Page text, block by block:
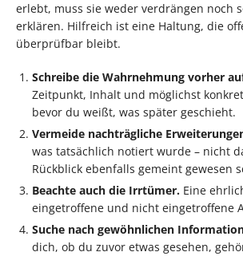
erlebt, muss sie weder verdrängen noch
erklären. Hilfreich ist eine Haltung, die
überprüfbar bleibt.
Schreibe die Wahrnehmung vorher
Zeitpunkt, Inhalt und möglichst
bevor du weißt, was später geschieht.
Vermeide nachträgliche
was tatsächlich notiert wurde – nicht
Rückblick ebenfalls gemeint gewesen
Beachte auch die Irrtümer. Eine
eingetroffene und nicht eingetroffene
Suche nach gewöhnlichen
dich, ob du zuvor etwas gesehen,